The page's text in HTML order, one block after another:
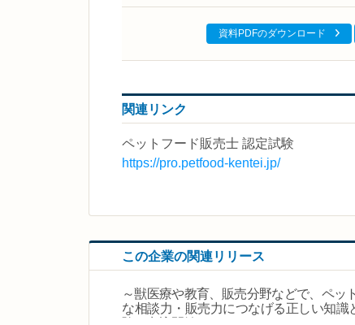
資料PDFのダウンロード
関連リンク
ペットフード販売士 認定試験
https://pro.petfood-kentei.jp/
この企業の関連リリース
～獣医療や教育、販売分野などで、ペッ
な相談力・販売力につなげる正しい知識